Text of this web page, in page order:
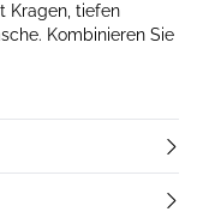
Kragen, tiefen
Kombinieren Sie